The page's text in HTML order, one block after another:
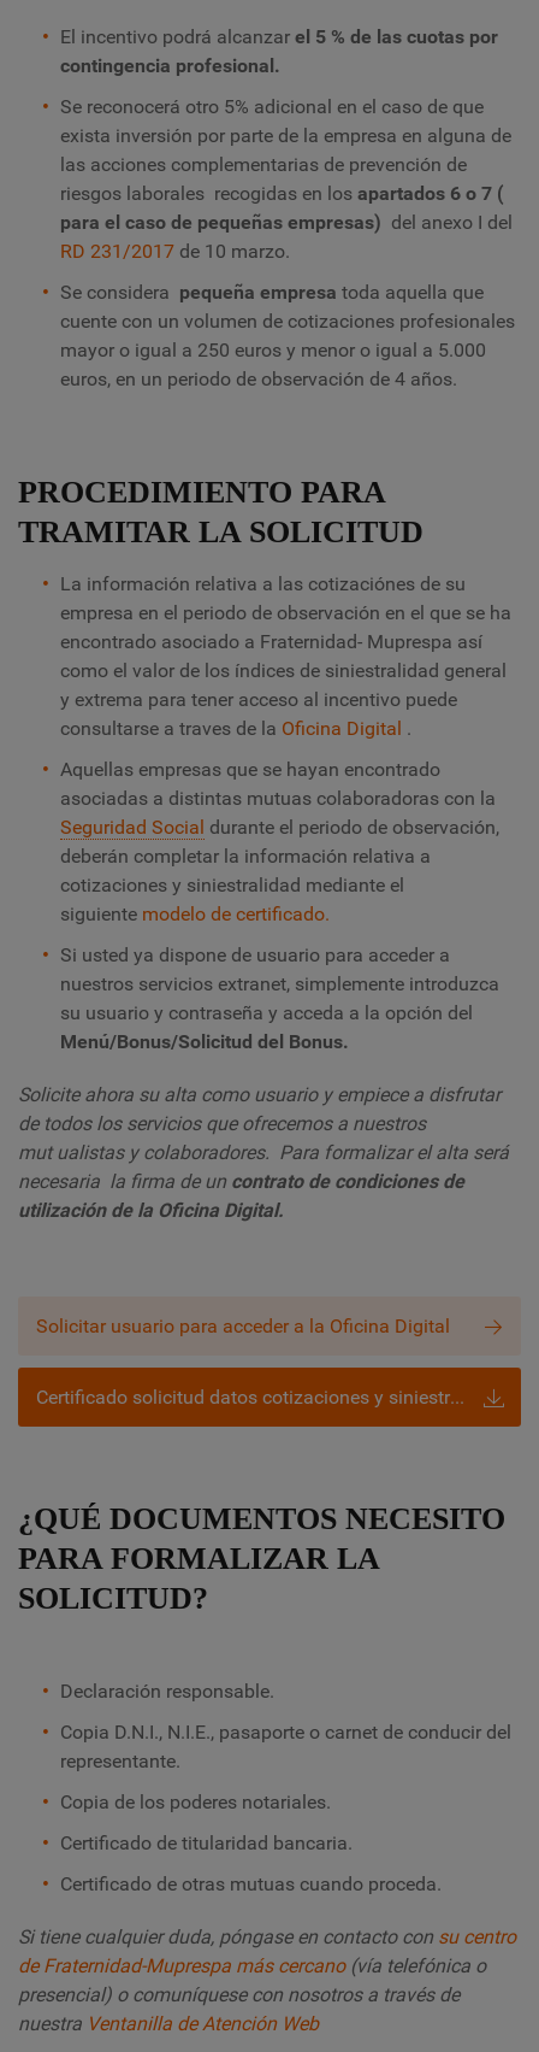
El incentivo podrá alcanzar el 5 % de las cuotas por
contingencia profesional.
Se reconocerá otro 5% adicional en el caso de que
exista inversión por parte de la empresa en alguna de
las acciones complementarias de prevención de
riesgos laborales recogidas en los apartados 6 o 7 (
para el caso de pequeñas empresas) del anexo I del
RD 231/2017 de 10 marzo.
Se considera pequeña empresa toda aquella que
cuente con un volumen de cotizaciones profesionales
mayor o igual a 250 euros y menor o igual a 5.000
euros, en un periodo de observación de 4 años.
PROCEDIMIENTO PARA
TRAMITAR LA SOLICITUD
La información relativa a las cotizaciónes de su
empresa en el periodo de observación en el que se ha
encontrado asociado a Fraternidad- Muprespa así
como el valor de los índices de siniestralidad general
y extrema para tener acceso al incentivo puede
consultarse a traves de la Oficina Digital .
Aquellas empresas que se hayan encontrado
asociadas a distintas mutuas colaboradoras con la
Seguridad Social durante el periodo de observación,
deberán completar la información relativa a
cotizaciones y siniestralidad mediante el
siguiente modelo de certificado.
Si usted ya dispone de usuario para acceder a
nuestros servicios extranet, simplemente introduzca
su usuario y contraseña y acceda a la opción del
Menú/Bonus/Solicitud del Bonus.
Solicite ahora su alta como usuario y empiece a disfrutar
de todos los servicios que ofrecemos a nuestros
mut ualistas y colaboradores. Para formalizar el alta será
necesaria la firma de un contrato de condiciones de
utilización de la Oficina Digital.
Solicitar usuario para acceder a la Oficina Digital
Certificado solicitud datos cotizaciones y siniestralidad otras mutuas
¿QUÉ DOCUMENTOS NECESITO
PARA FORMALIZAR LA
SOLICITUD?
Declaración responsable.
Copia D.N.I., N.I.E., pasaporte o carnet de conducir del
representante.
Copia de los poderes notariales.
Certificado de titularidad bancaria.
Certificado de otras mutuas cuando proceda.
Si tiene cualquier duda, póngase en contacto con su centro
de Fraternidad-Muprespa más cercano(vía telefónica o
presencial) o comuníquese con nosotros a través de
nuestra Ventanilla de Atención Web